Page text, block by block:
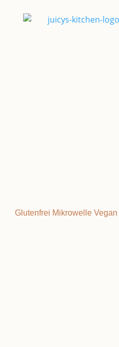
Glutenfrei Mikrowelle Vegan